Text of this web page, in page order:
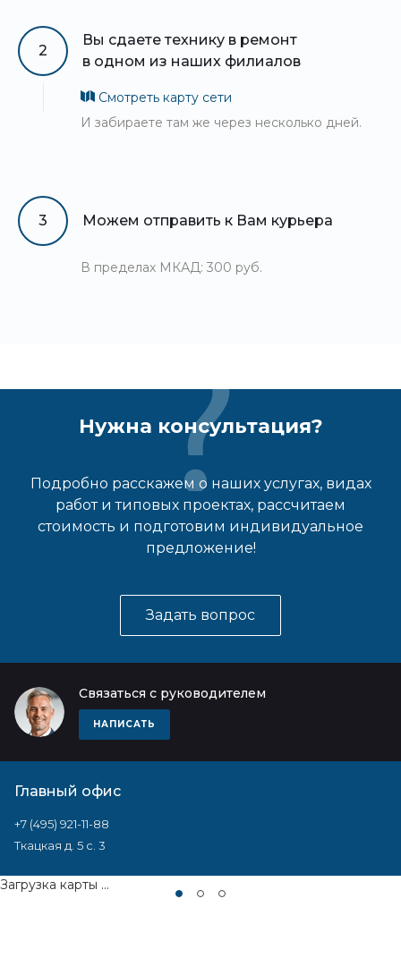
2
Вы сдаете технику в ремонт
в одном из наших филиалов
Смотреть карту сети
И забираете там же через несколько дней.
3 Можем отправить к Вам курьера
В пределах МКАД: 300 руб.
Нужна консультация?
Подробно расскажем о наших услугах, видах
работ и типовых проектах, рассчитаем
стоимость и подготовим индивидуальное
предложение!
Задать вопрос
Связаться с руководителем
НАПИСАТЬ
Главный офис
+7 (495) 921-11-88
Ткацкая д. 5 с. 3
Загрузка карты ...